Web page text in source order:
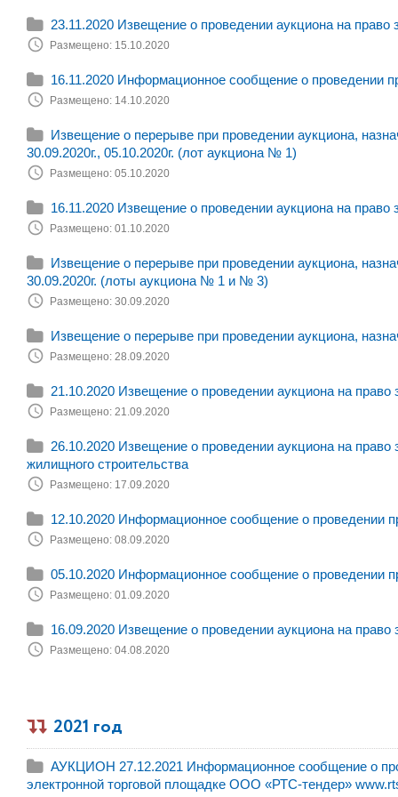
23.11.2020 Извещение о проведении аукциона на
Размещено: 15.10.2020
16.11.2020 Информационное сообщение о проведении
Размещено: 14.10.2020
Извещение о перерыве при проведении аукциона,
30.09.2020г., 05.10.2020г. (лот аукциона № 1)
Размещено: 05.10.2020
16.11.2020 Извещение о проведении аукциона на
Размещено: 01.10.2020
Извещение о перерыве при проведении аукциона,
30.09.2020г. (лоты аукциона № 1 и № 3)
Размещено: 30.09.2020
Извещение о перерыве при проведении аукциона,
Размещено: 28.09.2020
21.10.2020 Извещение о проведении аукциона на
Размещено: 21.09.2020
26.10.2020 Извещение о проведении аукциона на
жилищного строительства
Размещено: 17.09.2020
12.10.2020 Информационное сообщение о проведении
Размещено: 08.09.2020
05.10.2020 Информационное сообщение о проведении
Размещено: 01.09.2020
16.09.2020 Извещение о проведении аукциона на
Размещено: 04.08.2020
2021 год
АУКЦИОН 27.12.2021 Информационное сообщение о
электронной торговой площадке ООО «РТС-тендер»